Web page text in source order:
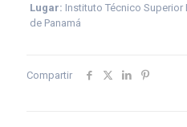
Lugar: Instituto Técnico Superior
de Panamá
Compartir